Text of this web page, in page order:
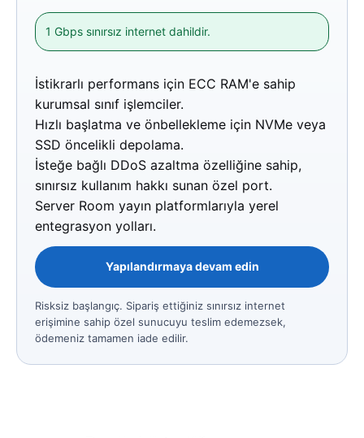
1 Gbps sınırsız internet dahildir.
İstikrarlı performans için ECC RAM'e sahip
kurumsal sınıf işlemciler.
Hızlı başlatma ve önbellekleme için NVMe veya
SSD öncelikli depolama.
İsteğe bağlı DDoS azaltma özelliğine sahip,
sınırsız kullanım hakkı sunan özel port.
Server Room yayın platformlarıyla yerel
entegrasyon yolları.
Yapılandırmaya devam edin
Risksiz başlangıç. Sipariş ettiğiniz sınırsız internet
erişimine sahip özel sunucuyu teslim edemezsek,
ödemeniz tamamen iade edilir.